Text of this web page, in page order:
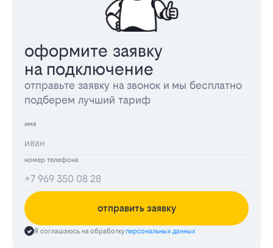
оформите заявку
на подключение
отправьте заявку на звонок и мы бесплатно
подберем лучший тариф
имя
номер телефона
отправить заявку
Я соглашаюсь на обработкуперсональных данных